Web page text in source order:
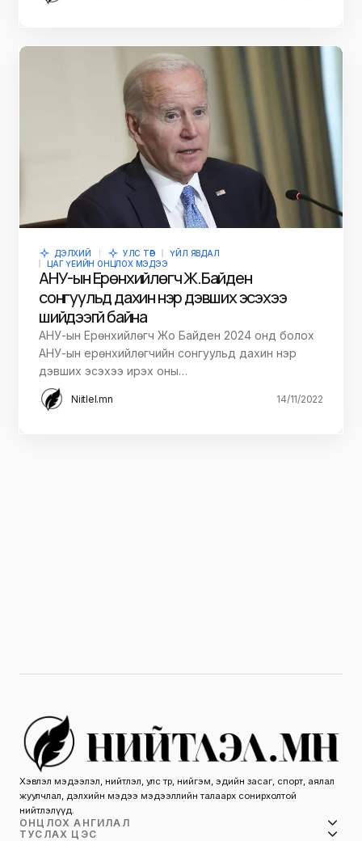
ДЭЛХИЙ УЛС ТӨР
ҮЙЛ ЯВДАЛ
ЦАГ ҮЕИЙН ОНЦЛОХ МЭДЭЭ
АНУ-ын Ерөнхийлөгч Ж.Байден
сонгуульд дахин нэр дэвших эсэхээ
шийдээгүй байна
АНУ-ын Ерөнхийлөгч Жо Байден 2024 онд болох
АНУ-ын ерөнхийлөгчийн сонгуульд дахин нэр
дэвших эсэхээ ирэх оны…
Niitlel.mn 14/11/2022
Хэвлэл мэдээлэл, нийтлэл, улс төр, нийгэм, эдийн засаг, спорт, аялал
жуулчлал, дэлхийн мэдээ мэдээллийн талаарх сонирхолтой
нийтлэлүүд.
ОНЦЛОХ АНГИЛАЛ
ТУСЛАХ ЦЭС